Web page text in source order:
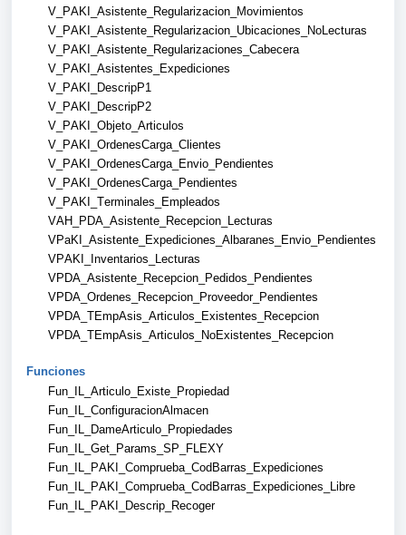
V_PAKI_Asistente_Regularizacion_Movimientos
V_PAKI_Asistente_Regularizacion_Ubicaciones_NoLecturas
V_PAKI_Asistente_Regularizaciones_Cabecera
V_PAKI_Asistentes_Expediciones
V_PAKI_DescripP1
V_PAKI_DescripP2
V_PAKI_Objeto_Articulos
V_PAKI_OrdenesCarga_Clientes
V_PAKI_OrdenesCarga_Envio_Pendientes
V_PAKI_OrdenesCarga_Pendientes
V_PAKI_Terminales_Empleados
VAH_PDA_Asistente_Recepcion_Lecturas
VPaKI_Asistente_Expediciones_Albaranes_Envio_Pendientes
VPAKI_Inventarios_Lecturas
VPDA_Asistente_Recepcion_Pedidos_Pendientes
VPDA_Ordenes_Recepcion_Proveedor_Pendientes
VPDA_TEmpAsis_Articulos_Existentes_Recepcion
VPDA_TEmpAsis_Articulos_NoExistentes_Recepcion
Funciones
Fun_IL_Articulo_Existe_Propiedad
Fun_IL_ConfiguracionAlmacen
Fun_IL_DameArticulo_Propiedades
Fun_IL_Get_Params_SP_FLEXY
Fun_IL_PAKI_Comprueba_CodBarras_Expediciones
Fun_IL_PAKI_Comprueba_CodBarras_Expediciones_Libre
Fun_IL_PAKI_Descrip_Recoger